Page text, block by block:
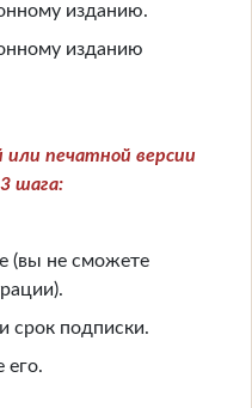
изданию.
изданию
печатной версии
шага:
(вы не сможете
срок подписки.
его.